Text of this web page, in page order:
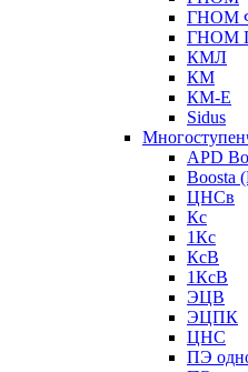
ГНОМ
ГНОМ
КМЛ
КМ
КМ-Е
Sidus
APD
Boosta
ЦНСв
Кс
1Кс
КсВ
1КсВ
ЭЦВ
ЭЦПК
ЦНС
ПЭ